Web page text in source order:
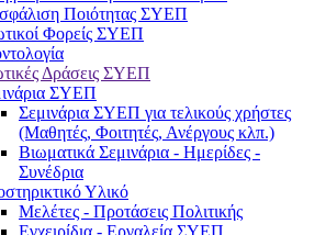
Ποιότητας ΣΥΕΠ
Φορείς ΣΥΕΠ
Δράσεις ΣΥΕΠ
ΣΥΕΠ
Σεμινάρια ΣΥΕΠ για τελικούς χρήστες
(Μαθητές, Φοιτητές, Ανέργους κλπ.)
Βιωματικά Σεμινάρια - Ημερίδες -
Συνέδρια
Υλικό
Μελέτες - Προτάσεις Πολιτικής
Εγχειρίδια - Εργαλεία ΣΥΕΠ